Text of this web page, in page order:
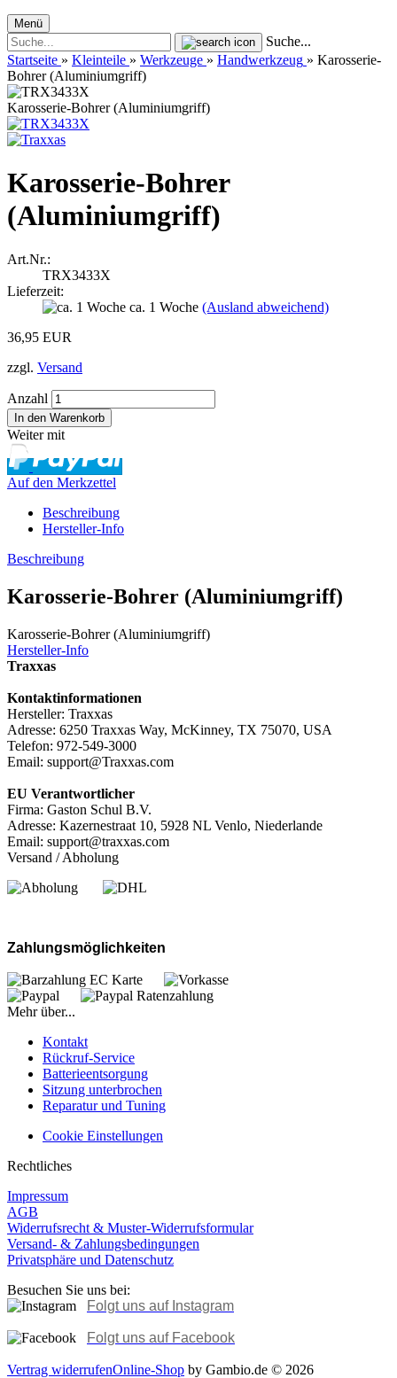
Menü
Suche...
Startseite » Kleinteile » Werkzeuge » Handwerkzeug » Karosserie-
Bohrer (Aluminiumgriff)
Karosserie-Bohrer (Aluminiumgriff)
Karosserie-Bohrer
(Aluminiumgriff)
Art.Nr.:
TRX3433X
Lieferzeit:
ca. 1 Woche (Ausland abweichend)
36,95 EUR
zzgl. Versand
Anzahl
Weiter mit
Auf den Merkzettel
Beschreibung
Hersteller-Info
Beschreibung
Karosserie-Bohrer (Aluminiumgriff)
Karosserie-Bohrer (Aluminiumgriff)
Hersteller-Info
Traxxas
Kontaktinformationen
Hersteller: Traxxas
Adresse: 6250 Traxxas Way, McKinney, TX 75070, USA
Telefon: 972-549-3000
Email: support@Traxxas.com
EU Verantwortlicher
Firma: Gaston Schul B.V.
Adresse: Kazernestraat 10, 5928 NL Venlo, Niederlande
Email: support@traxxas.com
Versand / Abholung
Zahlungsmöglichkeiten
Mehr über...
Kontakt
Rückruf-Service
Batterieentsorgung
Sitzung unterbrochen
Reparatur und Tuning
Cookie Einstellungen
Rechtliches
Impressum
AGB
Widerrufsrecht & Muster-Widerrufsformular
Versand- & Zahlungsbedingungen
Privatsphäre und Datenschutz
Besuchen Sie uns bei:
Folgt uns auf Instagram
Folgt uns auf Facebook
Vertrag widerrufenOnline-Shop by Gambio.de © 2026